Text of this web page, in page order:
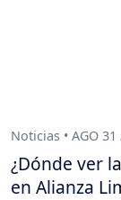
Noticias • AGO
¿Dónde ver
en Alianza